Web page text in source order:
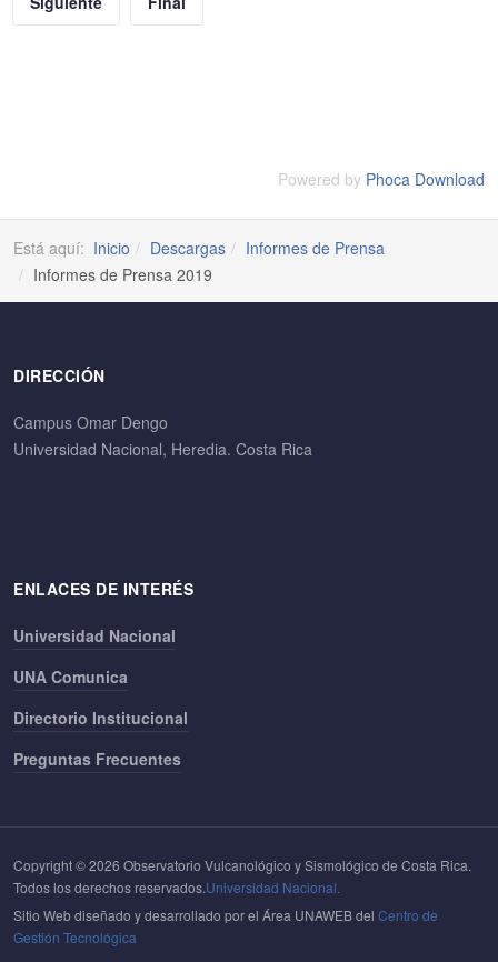
Powered by Phoca Download
Está aquí: Inicio Descargas
Informes de Prensa
Informes de Prensa 2019
DIRECCIÓN
Campus Omar Dengo
Universidad Nacional, Heredia. Costa Rica
ENLACES DE INTERÉS
Universidad Nacional
UNA Comunica
Directorio Institucional
Preguntas Frecuentes
Copyright © 2026 Observatorio Vulcanológico y Sismológico de Costa Rica.
Todos los derechos reservados.Universidad Nacional.
Sitio Web diseñado y desarrollado por el Área UNAWEB del Centro de
Gestión Tecnológica